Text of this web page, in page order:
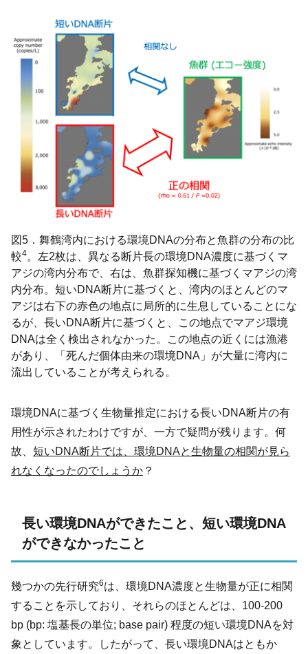
図5．舞鶴湾内における環境DNAの分布と魚群の分布の比
較4。左2枚は、異なる断片長の環境DNA濃度に基づくマ
アジの湾内分布で、右は、魚群探知機に基づくマアジの湾
内分布。短いDNA断片に基づくと、湾内のほとんどのマ
アジは右下の赤色の地点に局所的に生息していることにな
るが、長いDNA断片に基づくと、この地点でマアジ環境
DNAは全く検出されなかった。この地点の近くには漁港
があり、「死んだ個体由来の環境DNA」が大量に湾内に
流出していることが考えられる。
環境DNAに基づく生物量推定における長いDNA断片の有
用性が示されたわけですが、一方で疑問が残ります。何
故、 短いDNA断片では、環境DNAと生物量の相関が見ら
れなくなったのでしょうか ？
長い環境DNAができたこと、短い環境DNA
ができなかったこと
幾つかの先行研究6は、環境DNA濃度と生物量が正に相関
することを示しており、それらのほとんどは、100-200
bp (bp: 塩基長の単位; base pair) 程度の短い環境DNAを対
象としています。したがって、長い環境DNAはともか